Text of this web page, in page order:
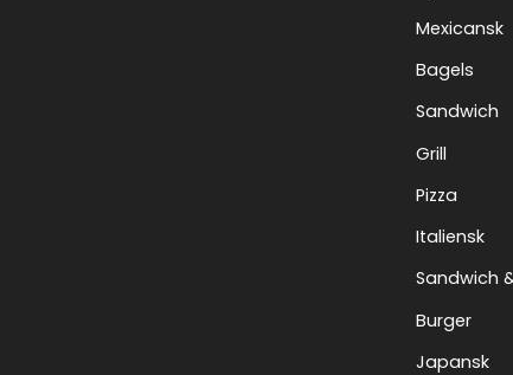
Mexicansk
Bagels
Sandwich
Grill
Pizza
Italiensk
Sandwich
Burger
Japansk